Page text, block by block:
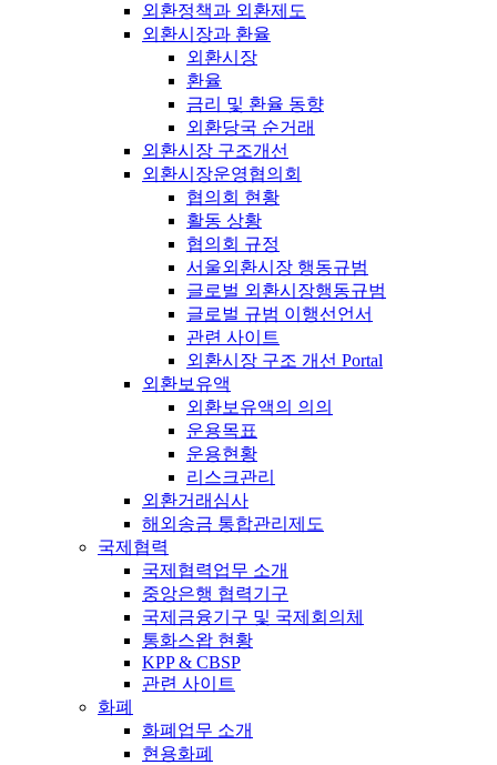
외환정책과 외환제도
외환시장과 환율
외환시장
환율
금리 및 환율 동향
외환당국 순거래
외환시장 구조개선
외환시장운영협의회
협의회 현황
활동 상황
협의회 규정
서울외환시장 행동규범
글로벌 외환시장행동규범
글로벌 규범 이행선언서
관련 사이트
외환시장 구조 개선 Portal
외환보유액
외환보유액의 의의
운용목표
운용현황
리스크관리
외환거래심사
해외송금 통합관리제도
국제협력
국제협력업무 소개
중앙은행 협력기구
국제금융기구 및 국제회의체
통화스왑 현황
KPP & CBSP
관련 사이트
화폐
화폐업무 소개
현용화폐